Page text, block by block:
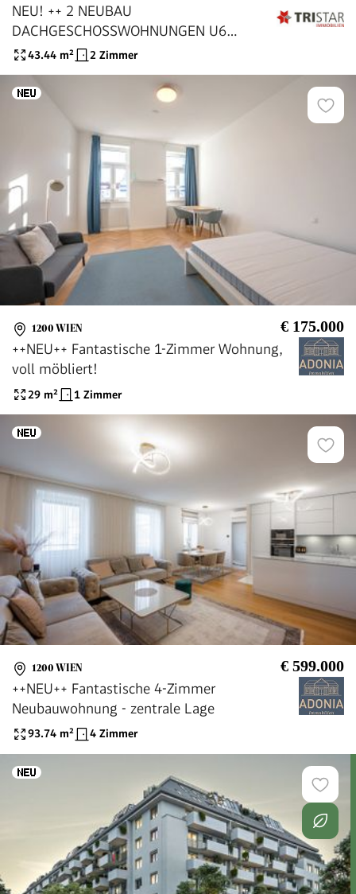
NEU! ++ 2 NEUBAU
DACHGESCHOSSWOHNUNGEN U6
JÄGERSTRASSE ++ 1200 WIEN ++ FÜR
ANLEGER & EIGENNUTZER ++
43.44 m² 2 Zimmer
1200 WIEN € 175.000
++NEU++ Fantastische 1-Zimmer Wohnung,
voll möbliert!
29 m² 1 Zimmer
1200 WIEN € 599.000
++NEU++ Fantastische 4-Zimmer
Neubauwohnung - zentrale Lage
93.74 m² 4 Zimmer